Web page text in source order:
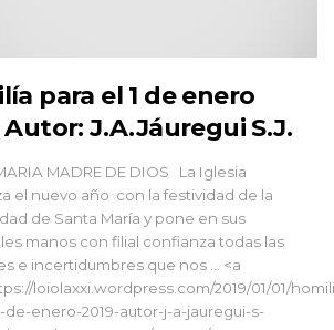
para el 1 de enero
Autor: J.A.Jáuregui S.J.
MADRE DE DIOS La Iglesia
el nuevo año con la festividad de la
de Santa María y pone en sus
manos con filial confianza todas las
e incertidumbres que nos … <a
loiolaxxi.wordpress.com/2019/01/01/
de-enero-2019-autor-j-a-jauregui-s-